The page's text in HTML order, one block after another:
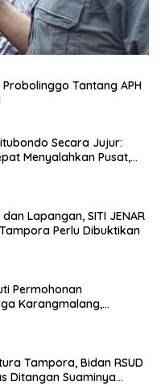
Tantang APH
Secara Jujur:
Menyalahkan Pusat,
Lapangan, SITI JENAR
Perlu Dibuktikan
Permohonan
Karangmalang,
Tampora, Bidan RSUD
Ditangan Suaminya